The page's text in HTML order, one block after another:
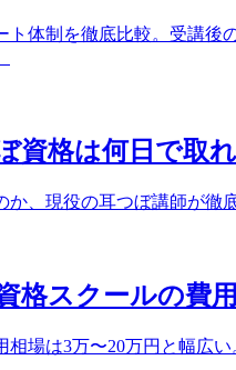
ト体制を徹底比較。受講後
資格は何日で取
、現役の耳つぼ講師が徹
格スクールの費
場は3万〜20万円と幅広